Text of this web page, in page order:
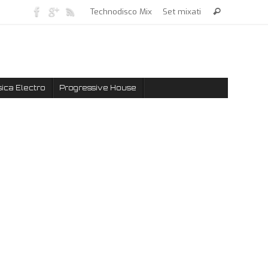
Technodisco Mix Set mixati
Electro Progressive House